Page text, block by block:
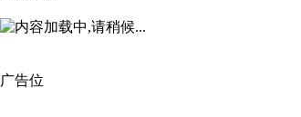
广告位